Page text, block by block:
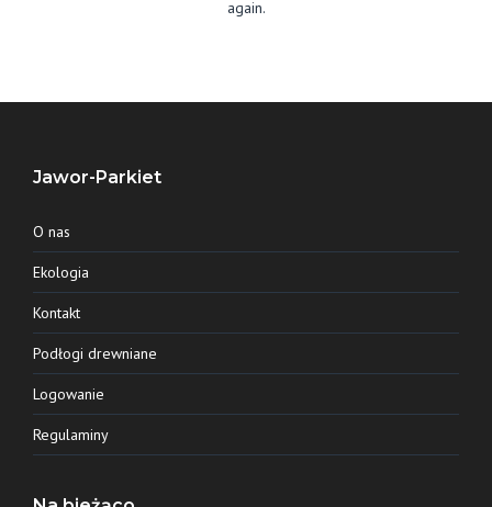
again.
Jawor-Parkiet
O nas
Ekologia
Kontakt
Podłogi drewniane
Logowanie
Regulaminy